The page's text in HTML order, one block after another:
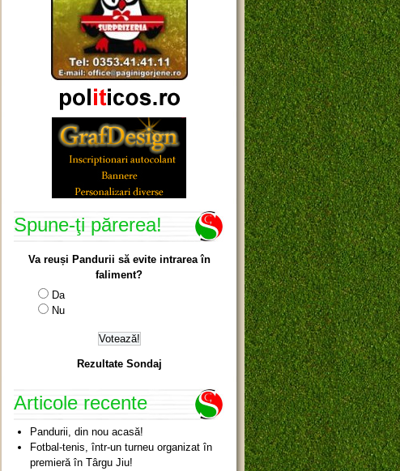
Spune-ţi părerea!
Va reuși Pandurii să evite intrarea în
faliment?
Da
Nu
Rezultate Sondaj
Articole recente
Pandurii, din nou acasă!
Fotbal-tenis, într-un turneu organizat în
premieră în Târgu Jiu!